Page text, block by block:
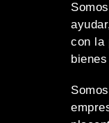
con la